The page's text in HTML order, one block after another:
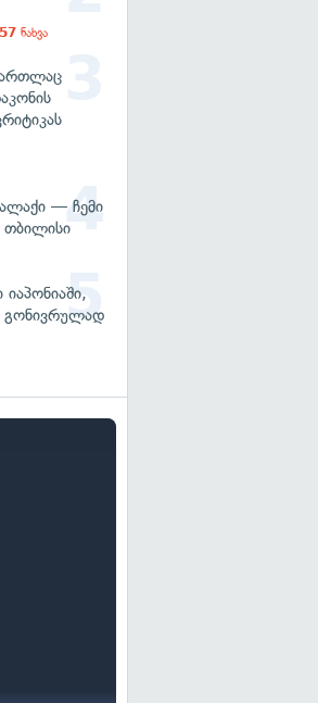
ნახვა
— ჩემი
გონივრულად